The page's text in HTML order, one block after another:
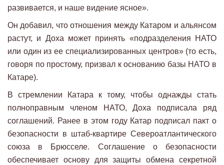
развивается, и наше видение ясное».
Он добавил, что отношения между Катаром и альянсом
растут, и Доха может принять «подразделения НАТО
или один из ее специализированных центров» (то есть,
говоря по простому, призвал к основанию базы НАТО в
Катаре).
В стремлении Катара к тому, чтобы однажды стать
полноправным членом НАТО, Доха подписала ряд
соглашений. Ранее в этом году Катар подписал пакт о
безопасности в штаб-квартире Североатлантического
союза в Брюсселе. Соглашение о безопасности
обеспечивает основу для защиты обмена секретной